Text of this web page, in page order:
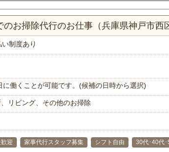
お掃除代行のお仕事（兵庫県神戸市西
い制度あり
働くことが可能です。(候補の日時から選択)
リビング、その他のお掃除
迎 家事代行スタッフ募集 シフト自由 30代･40代